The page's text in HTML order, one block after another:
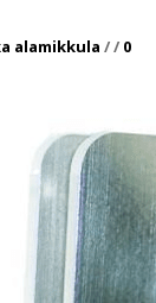
alamikkula // 0